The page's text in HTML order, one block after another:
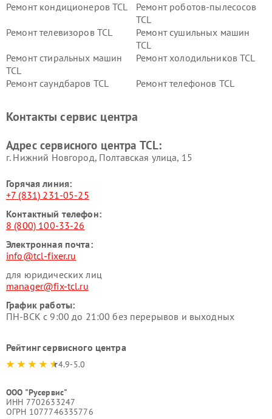
Ремонт кондиционеров TCL
Ремонт роботов-пылесосов
TCL
Ремонт телевизоров TCL
Ремонт сушильных машин
TCL
Ремонт стиральных машин
TCL
Ремонт холодильников TCL
Ремонт саундбаров TCL Ремонт телефонов TCL
Контакты сервис центра
Адрес сервисного центра TCL:
г. Нижний Новгород, Полтавская улица, 15
Горячая линия:
+7 (831) 231-05-25
Контактный телефон:
8 (800) 100-33-26
Электронная почта:
info@tcl-fixer.ru
для юридических лиц
manager@fix-tcl.ru
График работы:
ПН-ВСК с 9:00 до 21:00 без перерывов и выходных
Рейтинг сервисного центра
4.9-5.0
ООО "Русервис"
ИНН 7702633247
ОГРН 1077746335776